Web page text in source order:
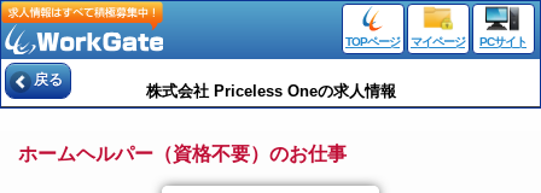
TOPページ マイページ PCサイト
戻る
株式会社 Priceless Oneの求人情報
ホームヘルパー（資格不要）のお仕事